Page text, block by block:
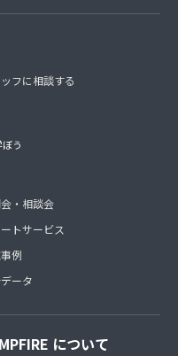
フに相談する
う
・相談会
トサービス
例
ータ
について